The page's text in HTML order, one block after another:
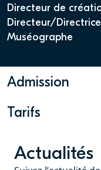
Directeur de
Directeur/
Muséographe
Admission
Tarifs
Actualités